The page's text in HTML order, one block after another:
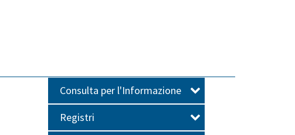
Consulta per l'Informazione
Registri